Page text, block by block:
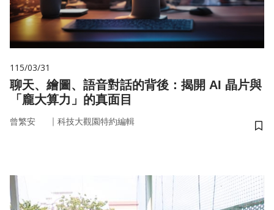
115/03/31
聊天、繪圖、語音對話的背後：揭開 AI 晶片與
「龐大算力」的真面目
曾繁安 ｜ 科技大觀園特約編輯
儲